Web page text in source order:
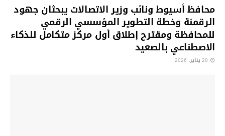
محافظ أسيوط ونائب وزير الاتصالات يبحثان جهود
الرقمنة وخطة التطوير المؤسسي الرقمي
للمحافظة ومقترح إطلاق أول مركز متكامل للذكاء
الاصطناعي بالصعيد